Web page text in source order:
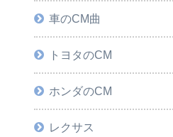
車のCM曲
トヨタのCM
ホンダのCM
レクサス